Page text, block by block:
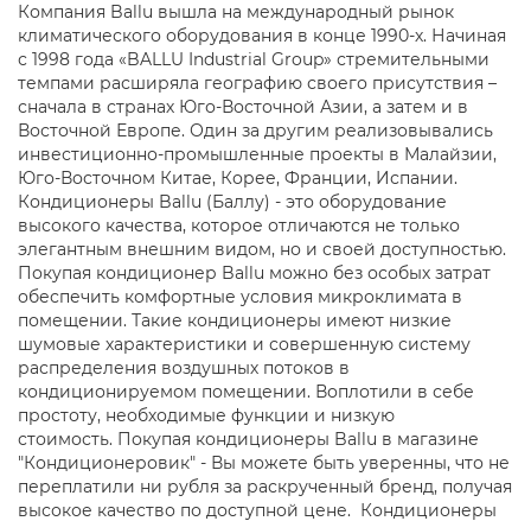
Компания Ballu вышла на международный рынок
климатического оборудования в конце 1990-х. Начиная
с 1998 года «BALLU Industrial Group» стремительными
темпами расширяла географию своего присутствия –
сначала в странах Юго-Восточной Азии, а затем и в
Восточной Европе. Один за другим реализовывались
инвестиционно-промышленные проекты в Малайзии,
Юго-Восточном Китае, Корее, Франции, Испании.
Кондиционеры Ballu (Баллу) - это оборудование
высокого качества, которое отличаются не только
элегантным внешним видом, но и своей доступностью.
Покупая кондиционер Ballu можно без особых затрат
обеспечить комфортные условия микроклимата в
помещении. Такие кондиционеры имеют низкие
шумовые характеристики и совершенную систему
распределения воздушных потоков в
кондиционируемом помещении. Воплотили в себе
простоту, необходимые функции и низкую
стоимость. Покупая кондиционеры Ballu в магазине
"Кондиционеровик" - Вы можете быть уверенны, что не
переплатили ни рубля за раскрученный бренд, получая
высокое качество по доступной цене. Кондиционеры